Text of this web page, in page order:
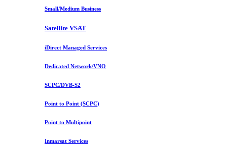
Small/Medium Business
Satellite VSAT
iDirect Managed Services
Dedicated Network/VNO
SCPC/DVB-S2
Point to Point (SCPC)
Point to Multipoint
Inmarsat Services